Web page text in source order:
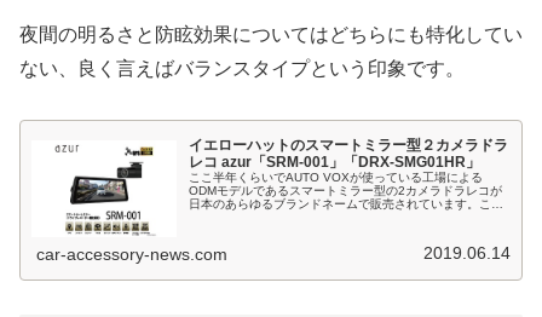
夜間の明るさと防眩効果についてはどちらにも特化してい
ない、良く言えばバランスタイプという印象です。
イエローハットのスマートミラー型２カメラドラ
レコ azur「SRM-001」「DRX-SMG01HR」
ここ半年くらいでAUTO VOXが使っている工場による
ODMモデルであるスマートミラー型の2カメラドラレコが
日本のあらゆるブランドネームで販売されています。この
car-accessory-news.com 2019.06.14